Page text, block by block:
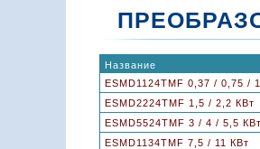
Название
ESMD1124TMF 0,37 / 0,75 /
ESMD2224TMF 1,5 / 2,2 КВт
ESMD5524TMF 3 / 4 / 5,5
ESMD1134TMF 7,5 / 11 КВт